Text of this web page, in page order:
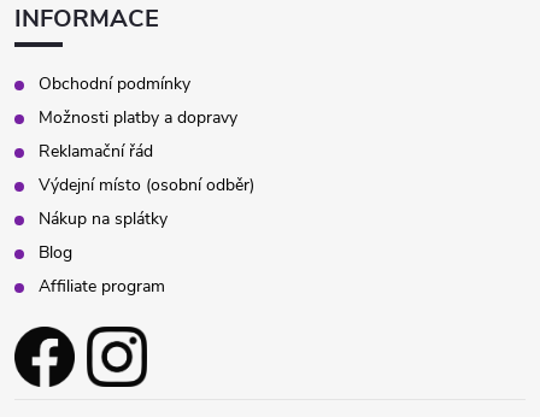
INFORMACE
Obchodní podmínky
Možnosti platby a dopravy
Reklamační řád
Výdejní místo (osobní odběr)
Nákup na splátky
Blog
Affiliate program